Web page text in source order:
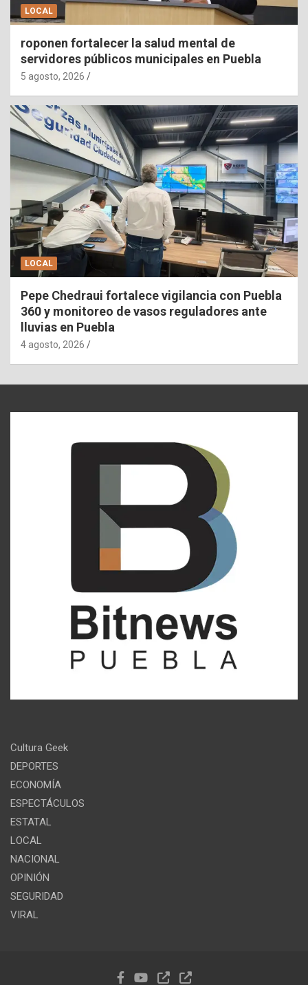
LOCAL
roponen fortalecer la salud mental de
servidores públicos municipales en Puebla
5 agosto, 2026
LOCAL
Pepe Chedraui fortalece vigilancia con Puebla
360 y monitoreo de vasos reguladores ante
lluvias en Puebla
4 agosto, 2026
Cultura Geek
DEPORTES
ECONOMÍA
ESPECTÁCULOS
ESTATAL
LOCAL
NACIONAL
OPINIÓN
SEGURIDAD
VIRAL